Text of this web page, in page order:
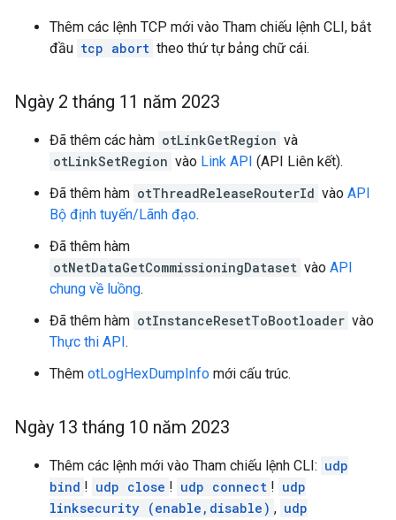
Thêm các lệnh TCP mới vào Tham chiếu lệnh CLI, bắt
đầu tcp abort theo thứ tự bảng chữ cái.
Ngày 2 tháng 11 năm 2023
Đã thêm các hàm otLinkGetRegion và
otLinkSetRegion vào Link API (API Liên kết).
Đã thêm hàm otThreadReleaseRouterId vào API
Bộ định tuyến/Lãnh đạo.
Đã thêm hàm
otNetDataGetCommissioningDataset vào API
chung về luồng.
Đã thêm hàm otInstanceResetToBootloader vào
Thực thi API.
Thêm otLogHexDumpInfo mới cấu trúc.
Ngày 13 tháng 10 năm 2023
Thêm các lệnh mới vào Tham chiếu lệnh CLI: udp
bind ! udp close ! udp connect ! udp
linksecurity (enable,disable) , udp